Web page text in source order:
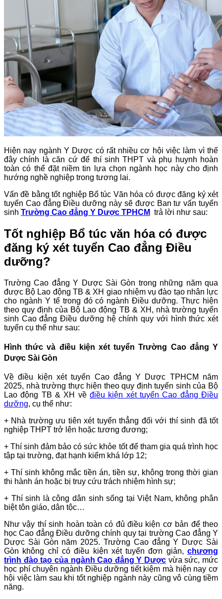
Hiện nay ngành Y Dược có rất nhiều cơ hội việc làm vì thế
đây chính là căn cứ để thí sinh THPT và phụ huynh hoàn
toàn có thể đặt niềm tin lựa chọn ngành học này cho định
hướng nghề nghiệp trong tương lai.
Vấn đề bằng tốt nghiệp Bổ túc Văn hóa có được đăng ký xét
tuyển Cao đẳng Điều dưỡng này sẽ được Ban tư vấn tuyển
sinh Trường Cao đẳng Y Dược TPHCM trả lời như sau:
Tốt nghiệp Bổ túc văn hóa có được
đăng ký xét tuyển Cao đẳng Điều
dưỡng?
Trường Cao đẳng Y Dược Sài Gòn trong những năm qua
được Bộ Lao động TB & XH giao nhiệm vụ đào tạo nhân lực
cho ngành Y tế trong đó có ngành Điều dưỡng. Thực hiện
theo quy định của Bộ Lao động TB & XH, nhà trường tuyển
sinh Cao đẳng Điều dưỡng hệ chính quy với hình thức xét
tuyển cụ thể như sau:
Hình thức và điều kiện xét tuyển Trường Cao đẳng Y
Dược Sài Gòn
Về điều kiện xét tuyển Cao đẳng Y Dược TPHCM năm
2025, nhà trường thực hiện theo quy định tuyển sinh của Bộ
Lao động TB & XH về điều kiện xét tuyển Cao đẳng Điều
dưỡng, cụ thể như:
+ Nhà trường ưu tiên xét tuyển thẳng đối với thí sinh đã tốt
nghiệp THPT trở lên hoặc tương đương;
+ Thí sinh đảm bảo có sức khỏe tốt để tham gia quá trình học
tập tại trường, đạt hạnh kiểm khá lớp 12;
+ Thí sinh không mắc tiền án, tiền sự, không trong thời gian
thi hành án hoặc bị truy cứu trách nhiệm hình sự;
+ Thí sinh là công dân sinh sống tại Việt Nam, không phân
biệt tôn giáo, dân tộc…
Như vậy thí sinh hoàn toàn có đủ điều kiện cơ bản để theo
học Cao đẳng Điều dưỡng chính quy tại trường Cao đẳng Y
Dược Sài Gòn năm 2025. Trường Cao đẳng Y Dược Sài
Gòn không chỉ có điều kiện xét tuyển đơn giản, chương
trình đào tạo của ngành Cao đẳng Y Dược vừa sức, mức
học phí chuyên ngành Điều dưỡng tiết kiệm mà hiện nay cơ
hội việc làm sau khi tốt nghiệp ngành này cũng vô cùng tiềm
năng.